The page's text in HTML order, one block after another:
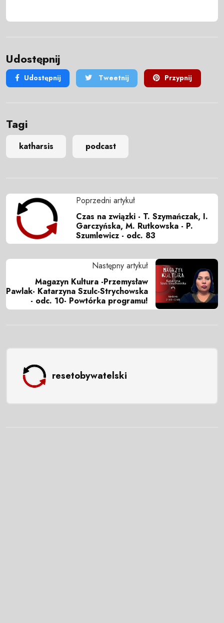
Udostępnij
Udostępnij Tweetnij Przypnij
Tagi
katharsis podcast
Poprzedni artykuł
Czas na związki - T. Szymańczak, I.
Garczyńska, M. Rutkowska - P.
Szumlewicz - odc. 83
Następny artykuł
Magazyn Kultura -Przemysław
Pawlak- Katarzyna Szulc-Strychowska
- odc. 10- Powtórka programu!
resetobywatelski